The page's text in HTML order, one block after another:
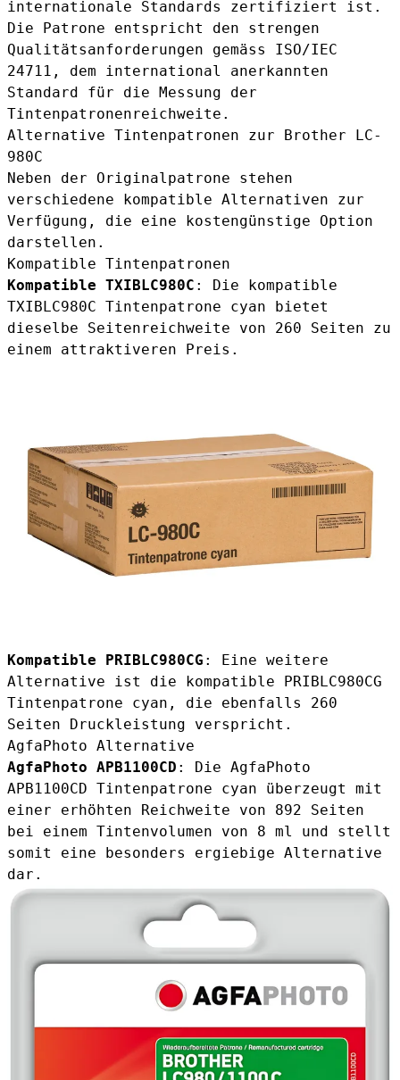
internationale Standards zertifiziert ist.
Die Patrone entspricht den strengen
Qualitätsanforderungen gemäss ISO/IEC
24711 , dem international anerkannten
Standard für die Messung der
Tintenpatronenreichweite.
Alternative Tintenpatronen zur Brother LC-
980C
Neben der Originalpatrone stehen
verschiedene kompatible Alternativen zur
Verfügung, die eine kostengünstige Option
darstellen.
Kompatible Tintenpatronen
Kompatible TXIBLC980C : Die kompatible
TXIBLC980C Tintenpatrone cyan bietet
dieselbe Seitenreichweite von 260 Seiten zu
einem attraktiveren Preis.
Kompatible PRIBLC980CG : Eine weitere
Alternative ist die kompatible PRIBLC980CG
Tintenpatrone cyan , die ebenfalls 260
Seiten Druckleistung verspricht.
AgfaPhoto Alternative
AgfaPhoto APB1100CD : Die AgfaPhoto
APB1100CD Tintenpatrone cyan überzeugt mit
einer erhöhten Reichweite von 892 Seiten
bei einem Tintenvolumen von 8 ml und stellt
somit eine besonders ergiebige Alternative
dar.